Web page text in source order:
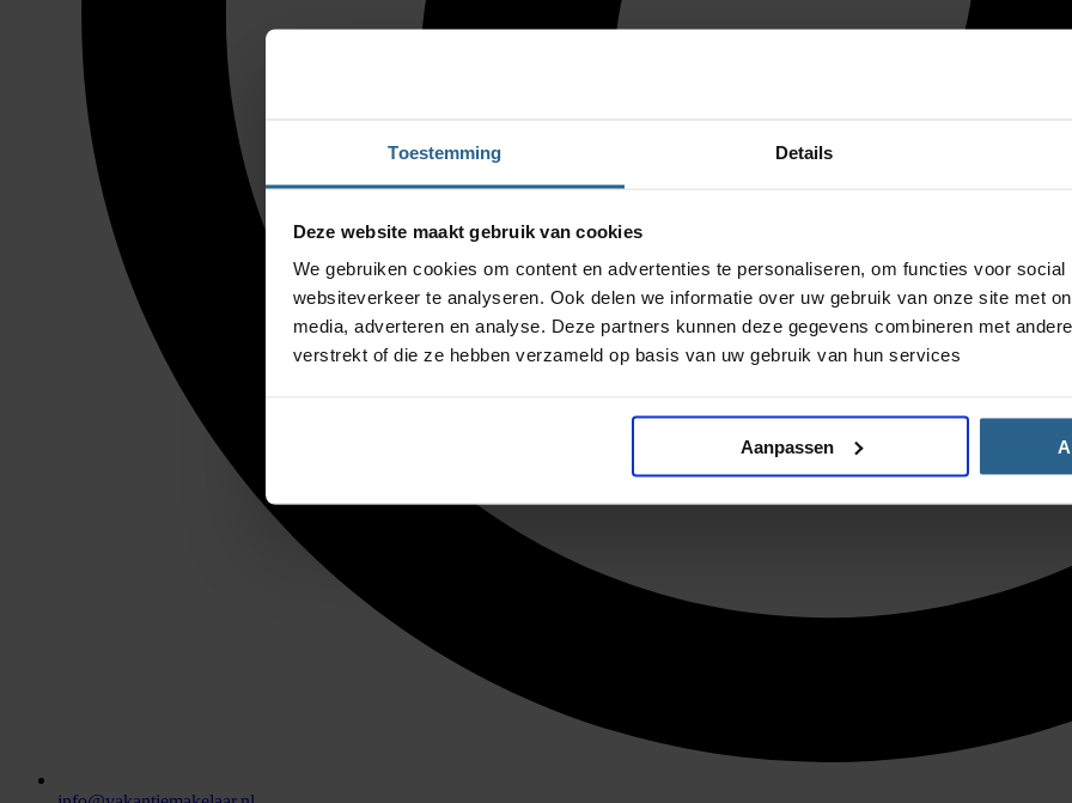
Toestemming Details
Deze website maakt gebruik van cookies
We gebruiken cookies om content en advertenties te personaliseren, om functies voor
websiteverkeer te analyseren. Ook delen we informatie over uw gebruik van onze site met
media, adverteren en analyse. Deze partners kunnen deze gegevens combineren met
verstrekt of die ze hebben verzameld op basis van uw gebruik van hun services
Aanpassen